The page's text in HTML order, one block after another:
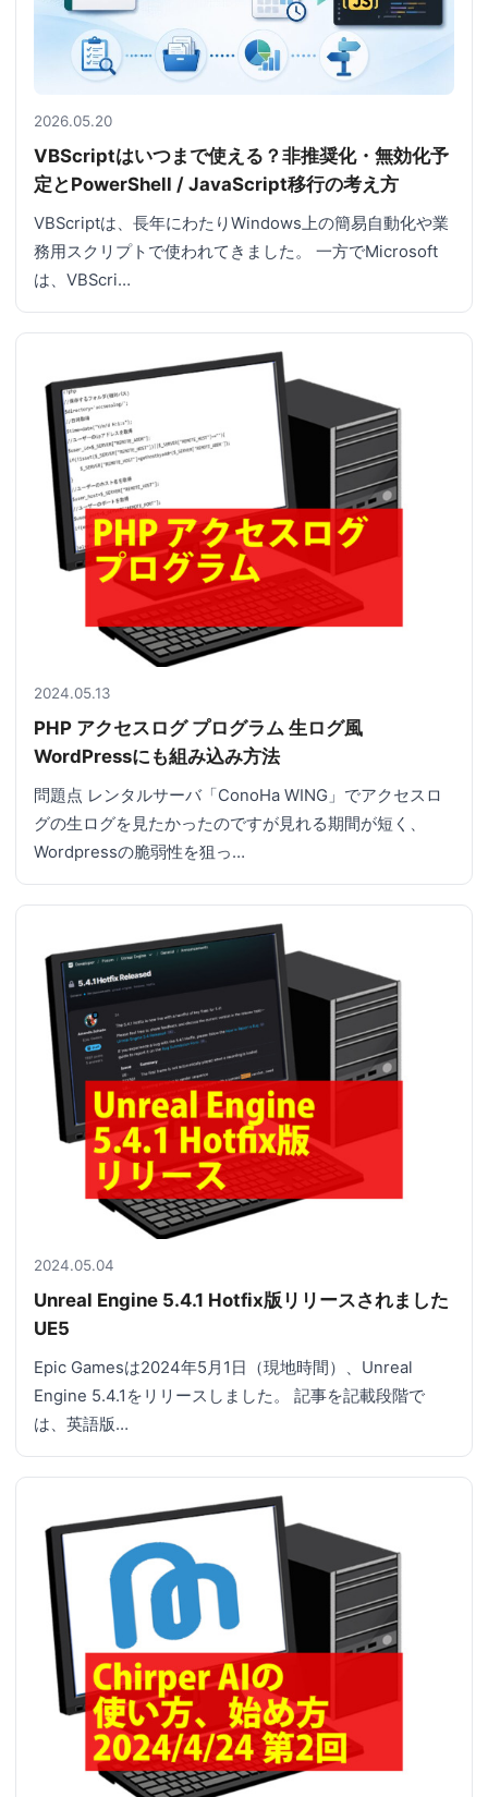
2026.05.20
VBScriptはいつまで使える？非推奨化・無効化予
定とPowerShell / JavaScript移行の考え方
VBScriptは、長年にわたりWindows上の簡易自動化や業
務用スクリプトで使われてきました。 一方でMicrosoft
は、VBScri…
2024.05.13
PHP アクセスログ プログラム 生ログ風
WordPressにも組み込み方法
問題点 レンタルサーバ「ConoHa WING」でアクセスロ
グの生ログを見たかったのですが見れる期間が短く、
Wordpressの脆弱性を狙っ…
2024.05.04
Unreal Engine 5.4.1 Hotfix版リリースされました
UE5
Epic Gamesは2024年5月1日（現地時間）、Unreal
Engine 5.4.1をリリースしました。 記事を記載段階で
は、英語版…